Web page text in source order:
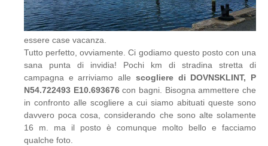
essere case vacanza.
Tutto perfetto, ovviamente. Ci godiamo questo posto con una
sana punta di invidia! Pochi km di stradina stretta di
campagna e arriviamo alle scogliere di DOVNSKLINT, P
N54.722493 E10.693676con bagni. Bisogna ammettere che
in confronto alle scogliere a cui siamo abituati queste sono
davvero poca cosa, considerando che sono alte solamente
16 m. ma il posto è comunque molto bello e facciamo
qualche foto.